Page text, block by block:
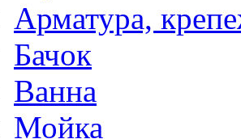
Арматура,
Бачок
Ванна
Мойка